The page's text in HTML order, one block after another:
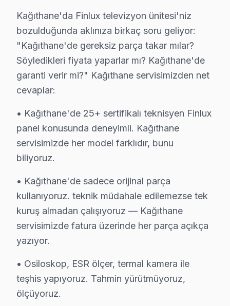
Harmantepe'de Finlux TV Servisi
Harmantepe Mahallesi'nde, Finlux
Hürriyet'te Finlux TV Servisi
Hürriyet Mahallesi'nde, Finlux televizyonunuz
Huzur'da Finlux TV Servisi
Huzur Mahallesi'nde, Finlux ekran'lerdeki en yaygın
Nurtepe'de Finlux TV Servisi
Ortabayır'da Finlux TV Servisi
Ortabayır Mahallesi, Finlux ekran kullanıcılarının
Sanayi'de Finlux TV Servisi
Seyrantepe'de Finlux TV Servisi
Seyrantepe bölgesinde yaşayanlar, Finlux
Kağıthane'da Finlux televizyon ünitesi'niz
bozulduğunda aklınıza birkaç soru geliyor:
"Kağıthane'de gereksiz parça takar mılar?
Söyledikleri fiyata yaparlar mı? Kağıthane'de
garanti verir mi?" Kağıthane servisimizden net
cevaplar:
• Kağıthane'de 25+ sertifikalı teknisyen Finlux
panel konusunda deneyimli. Kağıthane
servisimizde her model farklıdır, bunu
biliyoruz.
• Kağıthane'de sadece orijinal parça
kullanıyoruz. teknik müdahale edilemezse tek
kuruş almadan çalışıyoruz — Kağıthane
servisimizde fatura üzerinde her parça açıkça
yazıyor.
• Osiloskop, ESR ölçer, termal kamera ile
teşhis yapıyoruz. Tahmin yürütmüyoruz,
ölçüyoruz.